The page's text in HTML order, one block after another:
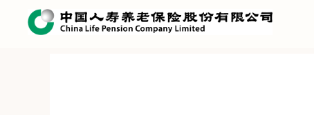
首页>公开信息披露>基本信息 >公司治理概要